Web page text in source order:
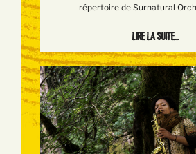
répertoire de Surnatural
Lire la suite...